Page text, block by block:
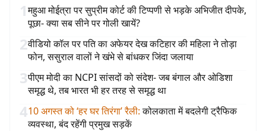
1महुआ मोईत्रा पर सुप्रीम कोर्ट की टिप्पणी से भड़के अभिजीत दीपके,
पूछा- क्या सब सीने पर गोली खायें?
2वीडियो कॉल पर पति का अफेयर देख कटिहार की महिला ने तोड़ा
फोन, ससुराल वालों ने खंभे से बांधकर जिंदा जलाया
3पीएम मोदी का NCPI सांसदों को संदेश- जब बंगाल और ओडिशा
समृद्ध थे, तब भारत भी हर तरह से समृद्ध था
410 अगस्त को ‘हर घर तिरंगा’ रैली: कोलकाता में बदलेगी ट्रैफिक
व्यवस्था, बंद रहेंगी प्रमुख सड़कें